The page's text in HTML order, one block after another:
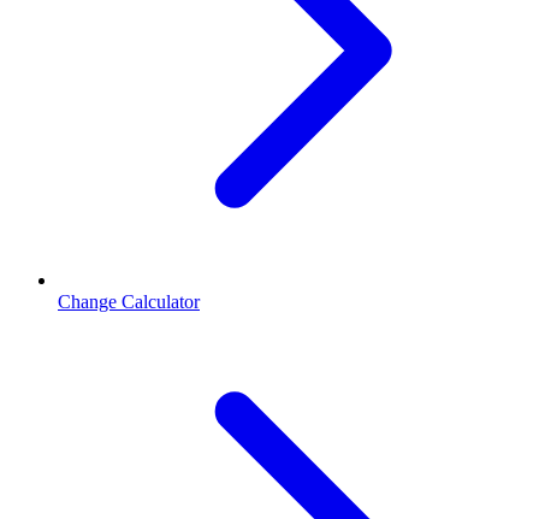
Change Calculator